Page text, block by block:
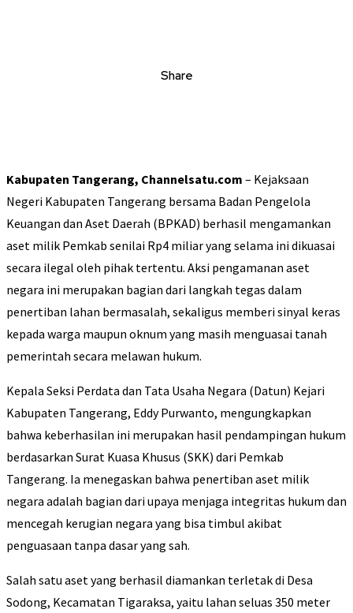
Share
Kabupaten Tangerang, Channelsatu.com – Kejaksaan
Negeri Kabupaten Tangerang bersama Badan Pengelola
Keuangan dan Aset Daerah (BPKAD) berhasil mengamankan
aset milik Pemkab senilai Rp4 miliar yang selama ini dikuasai
secara ilegal oleh pihak tertentu. Aksi pengamanan aset
negara ini merupakan bagian dari langkah tegas dalam
penertiban lahan bermasalah, sekaligus memberi sinyal keras
kepada warga maupun oknum yang masih menguasai tanah
pemerintah secara melawan hukum.
Kepala Seksi Perdata dan Tata Usaha Negara (Datun) Kejari
Kabupaten Tangerang, Eddy Purwanto, mengungkapkan
bahwa keberhasilan ini merupakan hasil pendampingan hukum
berdasarkan Surat Kuasa Khusus (SKK) dari Pemkab
Tangerang. Ia menegaskan bahwa penertiban aset milik
negara adalah bagian dari upaya menjaga integritas hukum dan
mencegah kerugian negara yang bisa timbul akibat
penguasaan tanpa dasar yang sah.
Salah satu aset yang berhasil diamankan terletak di Desa
Sodong, Kecamatan Tigaraksa, yaitu lahan seluas 350 meter